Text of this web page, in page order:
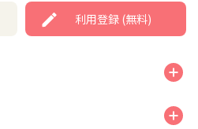
利用登録 (無料)